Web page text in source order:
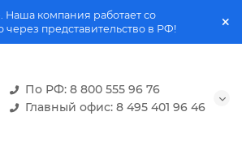
компания работает со
через представительство в РФ!
По РФ: 8 800 555 96 76
Главный офис: 8 495 401 96 46